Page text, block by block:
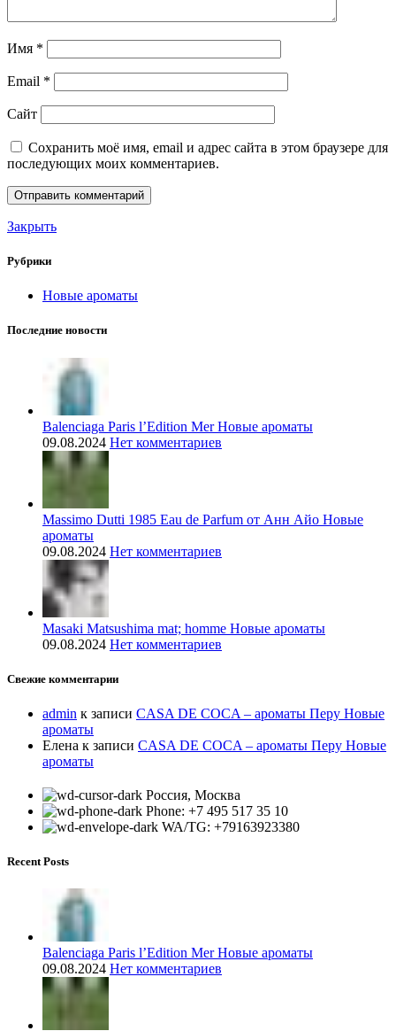
Имя *
Email *
Сайт
Сохранить моё имя, email и адрес сайта в этом браузере для
последующих моих комментариев.
Закрыть
Рубрики
Новые ароматы
Последние новости
Balenciaga Paris l’Edition Mer Новые ароматы
09.08.2024 Нет комментариев
Massimo Dutti 1985 Eau de Parfum от Анн Айо Новые
ароматы
09.08.2024 Нет комментариев
Masaki Matsushima mat; homme Новые ароматы
09.08.2024 Нет комментариев
Свежие комментарии
admin к записи CASA DE COCA – ароматы Перу Новые
ароматы
Елена к записи CASA DE COCA – ароматы Перу Новые
ароматы
Россия, Москва
Phone: +7 495 517 35 10
WA/TG: +79163923380
Recent Posts
Balenciaga Paris l’Edition Mer Новые ароматы
09.08.2024 Нет комментариев